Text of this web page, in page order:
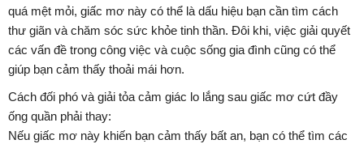
quá mệt mỏi, giấc mơ này có thể là dấu hiệu bạn cần tìm cách
thư giãn và chăm sóc sức khỏe tinh thần. Đôi khi, việc giải quyết
các vấn đề trong công việc và cuộc sống gia đình cũng có thể
giúp bạn cảm thấy thoải mái hơn.
Cách đối phó và giải tỏa cảm giác lo lắng sau giấc mơ cứt đầy
ống quần phải thay:
Nếu giấc mơ này khiến bạn cảm thấy bất an, bạn có thể tìm các